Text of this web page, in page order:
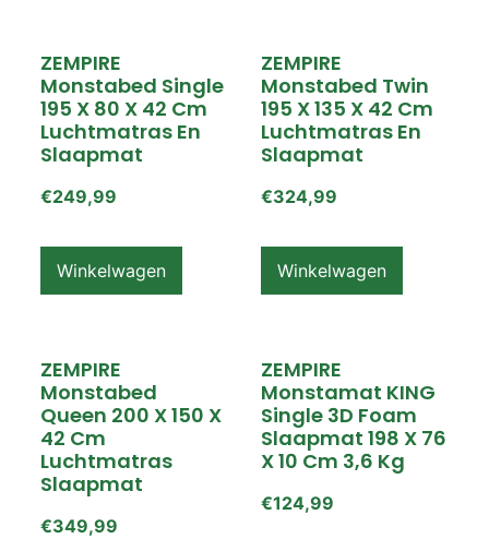
ZEMPIRE
Monstabed Single
195 X 80 X 42 Cm
Luchtmatras En
Slaapmat
€249,99
Winkelwagen
ZEMPIRE
Monstabed Twin
195 X 135 X 42 Cm
Luchtmatras En
Slaapmat
€324,99
Winkelwagen
ZEMPIRE
Monstabed
Queen 200 X 150 X
42 Cm
Luchtmatras
Slaapmat
€349,99
ZEMPIRE
Monstamat KING
Single 3D Foam
Slaapmat 198 X 76
X 10 Cm 3,6 Kg
€124,99